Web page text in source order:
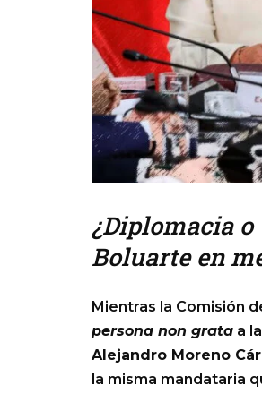
¿Diplomacia
Boluarte en
Mientras la Comisión
persona non grata a
Alejandro Moreno
la misma mandataria